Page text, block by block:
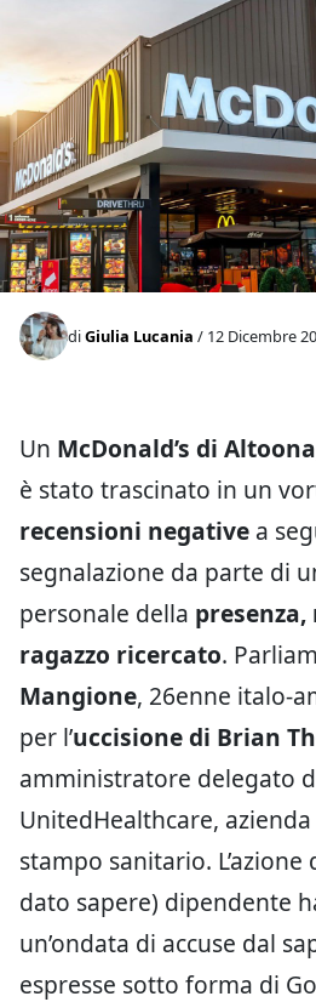
diGiulia Lucania / 12 Dicembre
Un McDonald’s di Altoona
è stato trascinato in un
recensioni negative a
segnalazione da parte di
personale della
ragazzo ricercato.
Mangione, 26enne italo-
per l’uccisione di Brian
amministratore delegato
UnitedHealthcare,
stampo sanitario.
dato sapere) dipendente
un’ondata di accuse dal
espresse sotto forma di